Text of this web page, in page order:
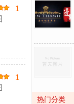
1
1
热门分类